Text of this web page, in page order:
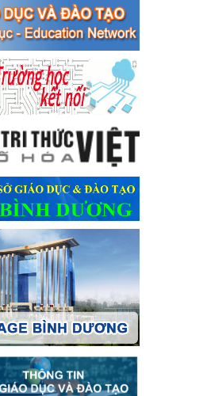
số 16/CT-TTg ngày 27/05/2023
về tăng cường phòng ngừa, đấu
luật liên quan đến hoạt động
bạc
16/CT-TTg ngày 27/05/2023 của
cường phòng ngừa, đấu tranh tội
quan đến hoạt động tổ chức đánh
truyền thống học sinh thị xã Bến
2023-2024
thống học sinh thị xã Bến Cát
2024
vắc xin phòng Covid 19
vắc xin phòng Covid 19